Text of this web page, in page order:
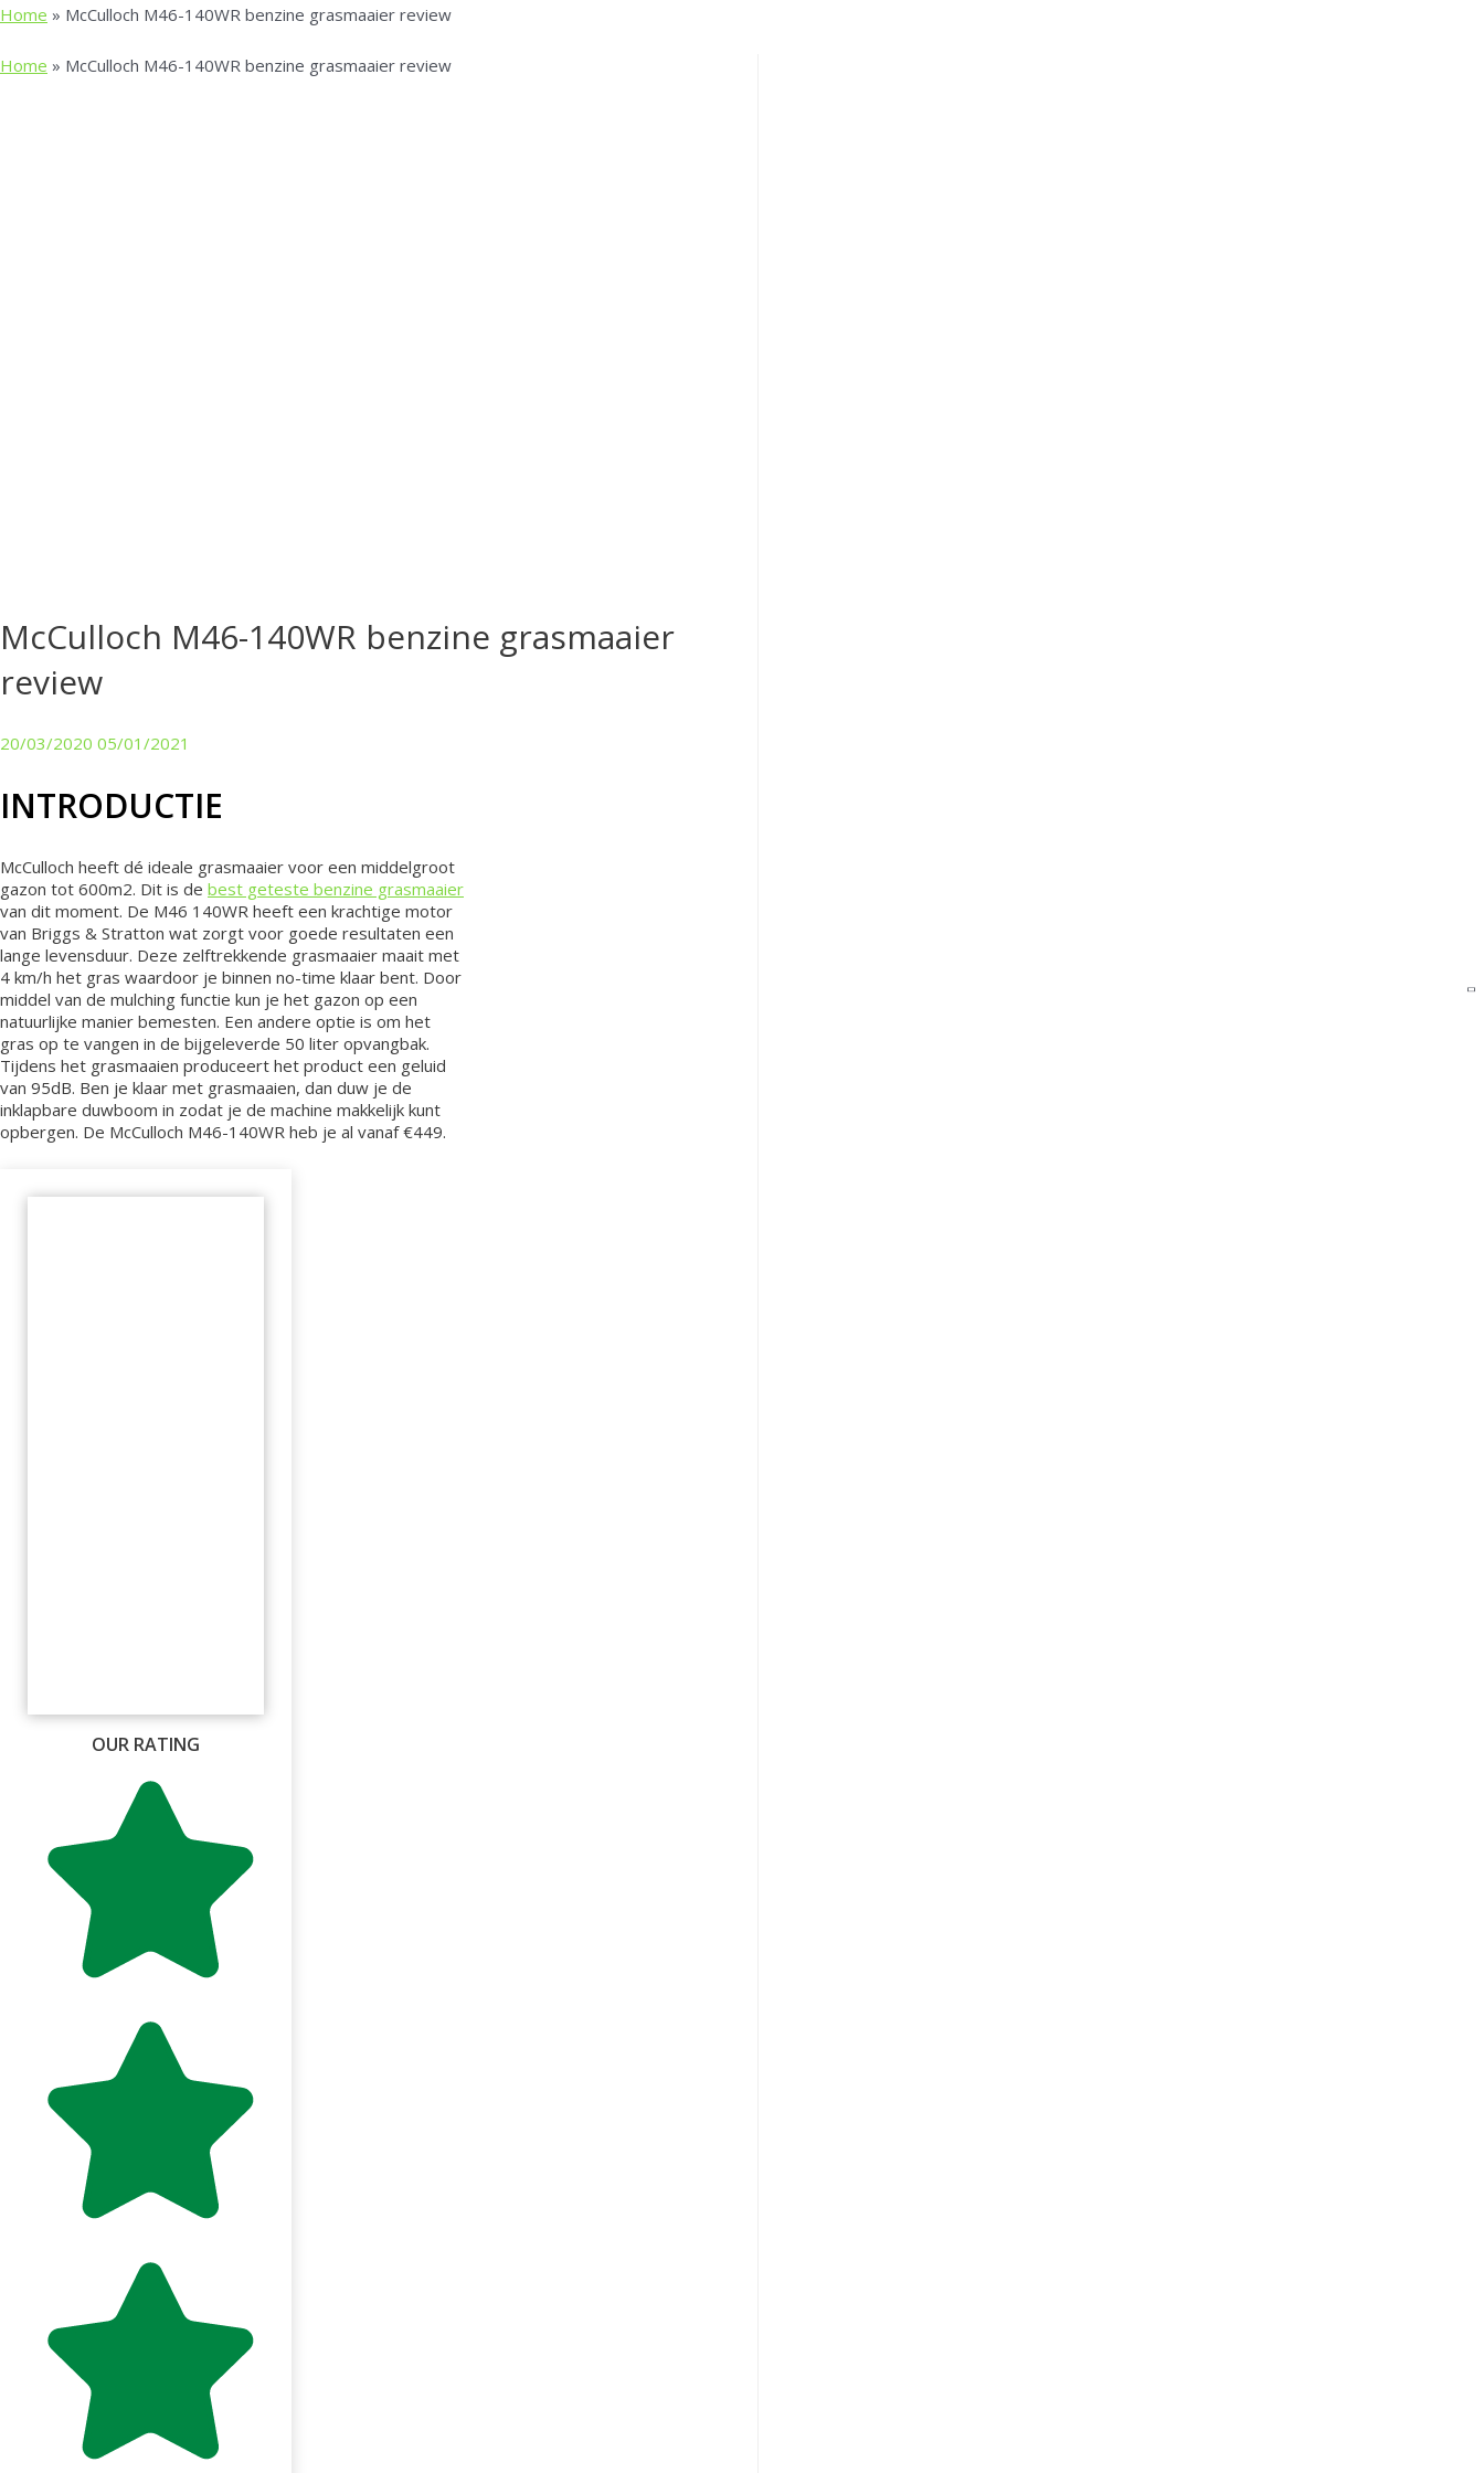
Home » McCulloch M46-140WR benzine grasmaaier review
Home » McCulloch M46-140WR benzine grasmaaier review
McCulloch M46-140WR benzine grasmaaier
review
20/03/2020 05/01/2021
INTRODUCTIE
McCulloch heeft dé ideale grasmaaier voor een middelgroot
gazon tot 600m2. Dit is de best geteste benzine grasmaaier
van dit moment. De M46 140WR heeft een krachtige motor
van Briggs & Stratton wat zorgt voor goede resultaten een
lange levensduur. Deze zelftrekkende grasmaaier maait met
4 km/h het gras waardoor je binnen no-time klaar bent. Door
middel van de mulching functie kun je het gazon op een
natuurlijke manier bemesten. Een andere optie is om het
gras op te vangen in de bijgeleverde 50 liter opvangbak.
Tijdens het grasmaaien produceert het product een geluid
van 95dB. Ben je klaar met grasmaaien, dan duw je de
inklapbare duwboom in zodat je de machine makkelijk kunt
opbergen. De McCulloch M46-140WR heb je al vanaf €449.
OUR RATING